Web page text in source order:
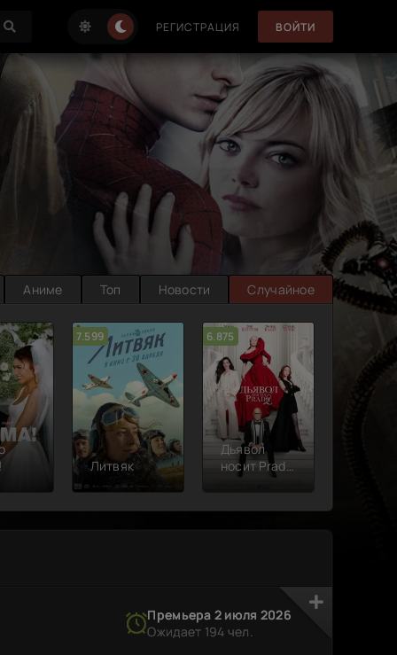
РЕГИСТРАЦИЯ ВОЙТИ
Аниме Топ Новости Случайное
7.599
Литвяк
6.875
Дьявол
носит Prada
Премьера 2 июля 2026
Ожидает 194 чел.
Премьера 2 июля 2026
Ожидает 194 чел.